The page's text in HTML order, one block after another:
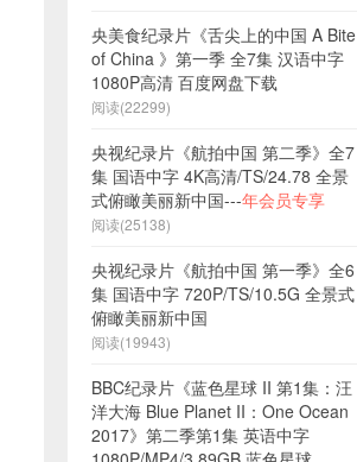
央美食纪录片《舌尖上的中国 A Bite
of China 》第一季 全7集 汉语中字
1080P高清 百度网盘下载
阅读(22299)
央视纪录片《航拍中国 第二季》全7
集 国语中字 4K高清/TS/24.78 全景
式俯瞰美丽新中国---年会员专享
阅读(25138)
央视纪录片《航拍中国 第一季》全6
集 国语中字 720P/TS/10.5G 全景式
俯瞰美丽新中国
阅读(19943)
BBC纪录片《蓝色星球 II 第1集：汪
洋大海 Blue Planet II：One Ocean
2017》第二季第1集 英语中字